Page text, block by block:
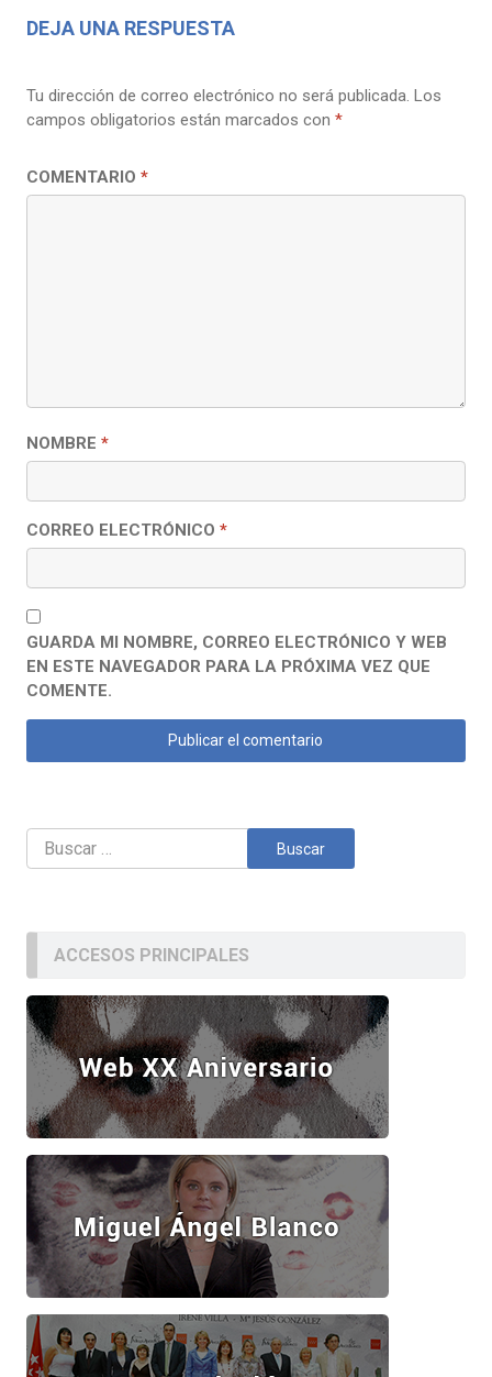
DEJA UNA RESPUESTA
Tu dirección de correo electrónico no será publicada. Los
campos obligatorios están marcados con *
COMENTARIO *
NOMBRE *
CORREO ELECTRÓNICO *
GUARDA MI NOMBRE, CORREO ELECTRÓNICO Y WEB
EN ESTE NAVEGADOR PARA LA PRÓXIMA VEZ QUE
COMENTE.
Buscar:
ACCESOS PRINCIPALES